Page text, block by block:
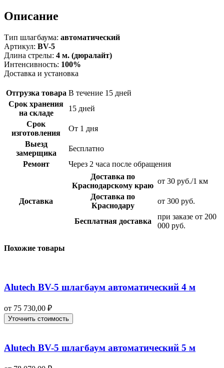
Описание
Тип шлагбаума: автоматический
Артикул: BV-5
Длина стрелы: 4 м. (дюралайт)
Интенсивность: 100%
Доставка и установка
Отгрузка товара В течение 15 дней
Срок хранения
на складе
15 дней
Срок
изготовления
От 1 дня
Выезд
замерщика
Бесплатно
Ремонт
Через 2 часа после обращения
Доставка
Доставка по
Краснодарскому краю
от 30 руб./1 км
Доставка по
Краснодару
от 300 руб.
Бесплатная доставка
при заказе от 200
000 руб.
Похожие товары
Alutech BV-5 шлагбаум автоматический 4 м
от 75 730,00 ₽
Уточнить стоимость
Alutech BV-5 шлагбаум автоматический 5 м